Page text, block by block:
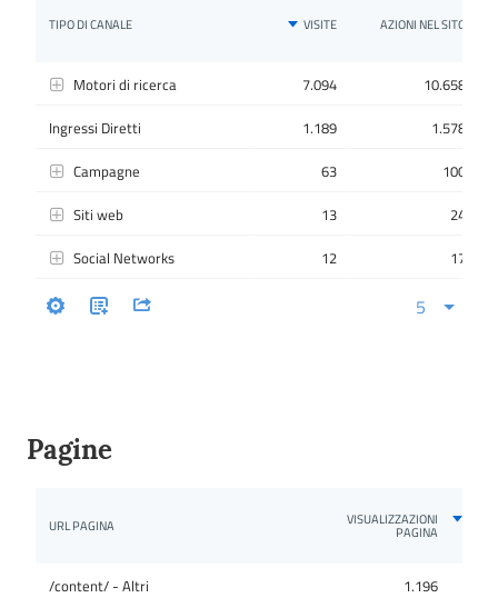
Pagine